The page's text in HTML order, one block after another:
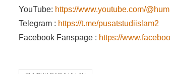
YouTube: https://www.youtube.com/
Telegram : https://t.me/pusatstudiislam2
Facebook Fanspage : https://